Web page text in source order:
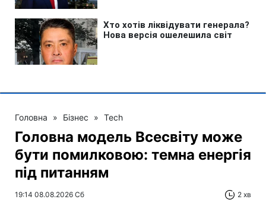
Головна » Бізнес » Tech
Головна модель Всесвіту може
бути помилковою: темна енергія
під питанням
19:14 08.08.2026 Сб 2 хв